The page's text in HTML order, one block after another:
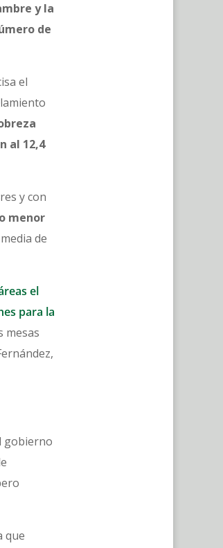
y la
de
el
al 12,4
y con
menor
de
el
para la
mesas
gobierno
que